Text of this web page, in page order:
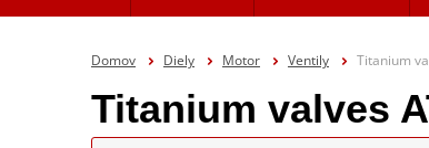
Domov Diely Motor Ventily Titanium
Titanium valves